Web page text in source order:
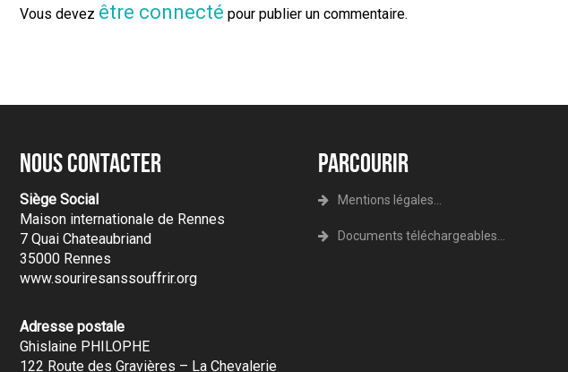
Vous devez être connecté pour publier un commentaire.
Nous contacter
Siège Social
Maison internationale de Rennes
7 Quai Chateaubriand
35000 Rennes
www.souriresanssouffrir.org
Adresse postale
Ghislaine PHILOPHE
122 Route des Gravières – La Chevalerie
Parcourir
Mentions légales...
Documents téléchargeables...